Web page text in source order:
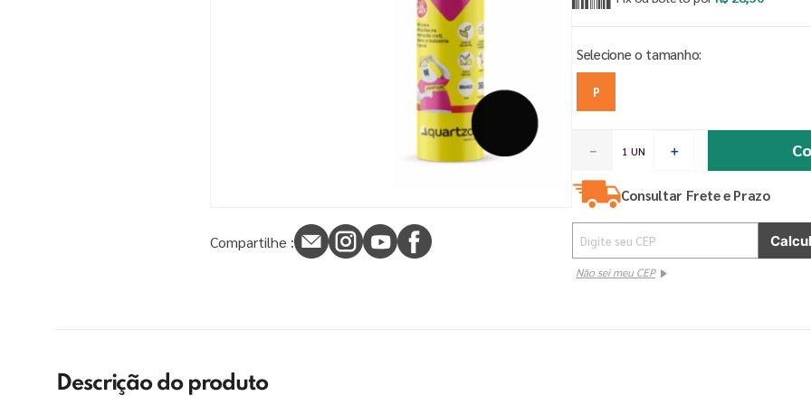
Compartilhe :
P
＋
－
Consultar Frete e Prazo
Não sei meu CEP
Descrição do produto